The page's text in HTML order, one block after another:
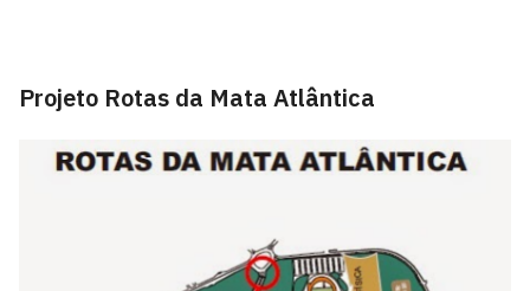
Projeto Rotas da Mata Atlântica